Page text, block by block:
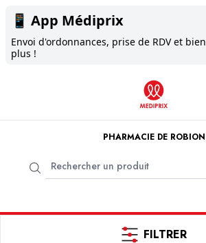
📱 App Médiprix
Envoi d'ordonnances, prise de RDV et bien
plus !
PHARMACIE DE ROBION
FILTRER